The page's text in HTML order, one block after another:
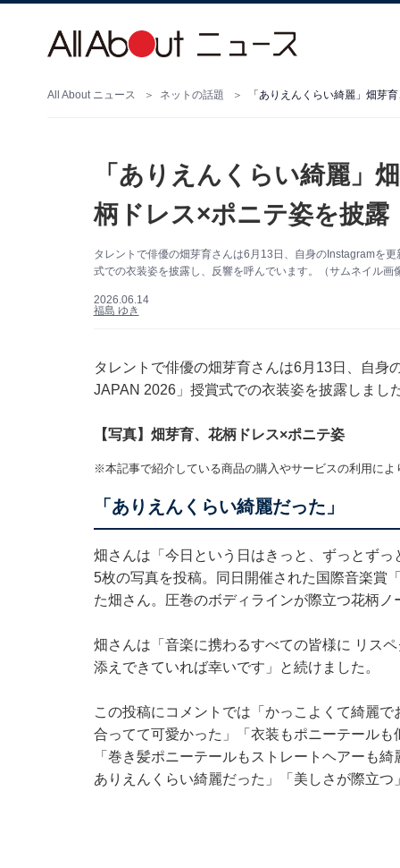
All About ニュース ネットの話題
「ありえんくらい綺麗」
柄ドレス×ポニテ姿を披露
タレントで俳優の畑芽育さんは6月13日、自身のInstagramを
式での衣装姿を披露し、反響を呼んでいます。（サムネイル画
2026.06.14
福島 ゆき
タレントで俳優の畑芽育さんは6月13日、自身
JAPAN 2026」授賞式での衣装姿を披露しました
【写真】畑芽育、花柄ドレス×ポニテ姿
※本記事で紹介している商品の購入やサービスの利用によ
「ありえんくらい綺麗だった」
畑さんは「今日という日はきっと、ずっとずっ
5枚の写真を投稿。同日開催された国際⾳楽賞
た畑さん。圧巻のボディラインが際立つ花柄ノ
畑さんは「音楽に携わるすべての皆様に リス
添えできていれば幸いです」と続けました。
この投稿にコメントでは「かっこよくて綺麗
合ってて可愛かった」「衣装もポニーテールも
「巻き髪ポニーテールもストレートヘアーも
ありえんくらい綺麗だった」「美しさが際立つ